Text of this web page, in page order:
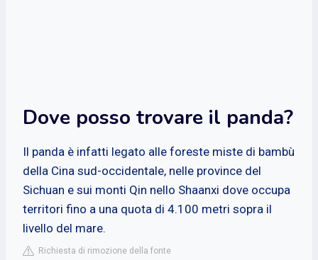
Dove posso trovare il panda?
Il panda è infatti legato alle foreste miste di bambù
della Cina sud-occidentale, nelle province del
Sichuan e sui monti Qin nello Shaanxi dove occupa
territori fino a una quota di 4.100 metri sopra il
livello del mare.
Richiesta di rimozione della fonte